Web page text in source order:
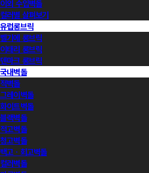
이외 수입벽돌
컬러별 살펴보기
유럽롱브릭
벨기에 롱브릭
이태리 롱브릭
덴마크 롱브릭
국내벽돌
적벽돌
그레이벽돌
화이트벽돌
블랙벽돌
적고벽돌
청고벽돌
백고ㆍ회고벽돌
컬러벽돌